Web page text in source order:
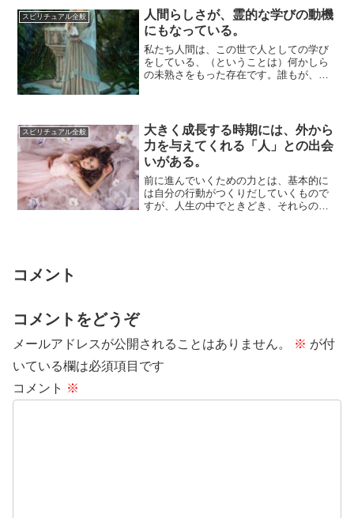
スピリチュアル全般
人間らしさが、霊的な学びの動機
にもなっている。
私たち人間は、この世で人としての学び
をしている、（ということは）何かしら
の未熟さをもった存在です。誰もが、た
スピリチュアル全般
大きく成長する時期には、外から
力を与えてくれる「人」との出会
いがある。
前に進んでいくための力とは、基本的に
は自分の行動がつくりだしていくもので
すが、人生の中でときどき、それらの動
コメント
コメントをどうぞ
メールアドレスが公開されることはありません。 ※ が付
いている欄は必須項目です
コメント ※